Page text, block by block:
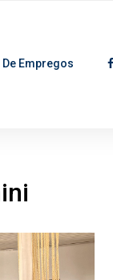
De Empregos